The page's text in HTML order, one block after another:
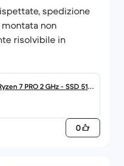
spedizione
non
risolvibile in
7 PRO 2 GHz - SSD 512
0